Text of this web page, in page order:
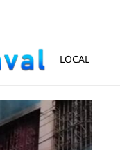
LOCAL